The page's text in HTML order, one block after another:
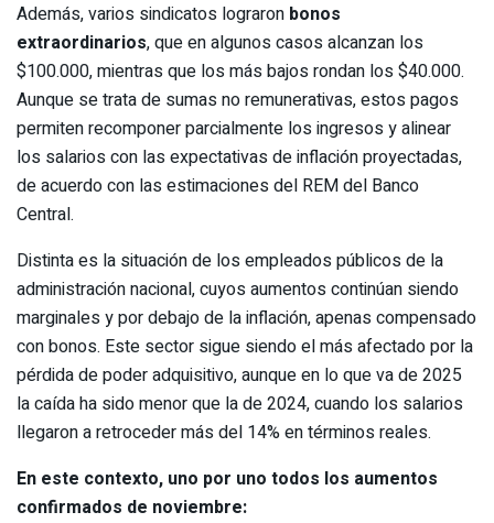
Además, varios sindicatos lograron bonos
extraordinarios, que en algunos casos alcanzan los
$100.000, mientras que los más bajos rondan los $40.000.
Aunque se trata de sumas no remunerativas, estos pagos
permiten recomponer parcialmente los ingresos y alinear
los salarios con las expectativas de inflación proyectadas,
de acuerdo con las estimaciones del REM del Banco
Central.
Distinta es la situación de los empleados públicos de la
administración nacional, cuyos aumentos continúan siendo
marginales y por debajo de la inflación, apenas compensado
con bonos. Este sector sigue siendo el más afectado por la
pérdida de poder adquisitivo, aunque en lo que va de 2025
la caída ha sido menor que la de 2024, cuando los salarios
llegaron a retroceder más del 14% en términos reales.
En este contexto, uno por uno todos los aumentos
confirmados de noviembre: